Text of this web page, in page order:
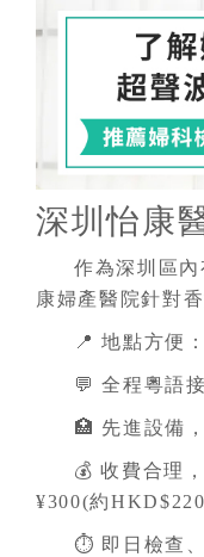
深圳怡康
作為深圳區
康婦產醫院針對
📍 地點方便
💬 全程粵語
🏥 先進設備
💰 收費合理
¥300(約
⏱️ 即日檢查